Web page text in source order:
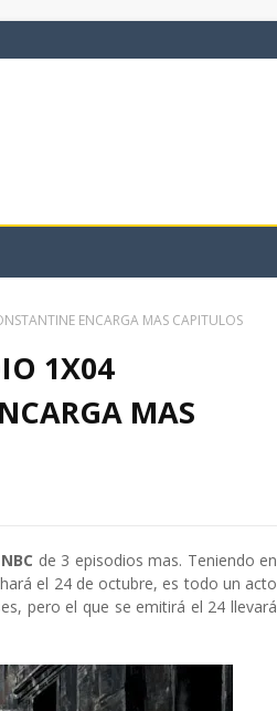
ENCARGA MAS CAPITULOS
1X04
MAS
NBC de 3 episodios mas. Teniendo en
el 24 de octubre, es todo un acto
pero el que se emitirá el 24 llevará